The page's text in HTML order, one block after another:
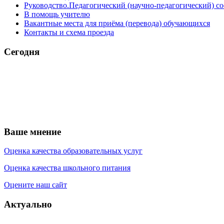
Руководство.Педагогический (научно-педагогический)
В помощь учителю
Вакантные места для приёма (перевода) обучающихся
Контакты и схема проезда
Сегодня
Ваше мнение
Оценка качества образовательных услуг
Оценка качества школьного питания
Оцените наш сайт
Актуально